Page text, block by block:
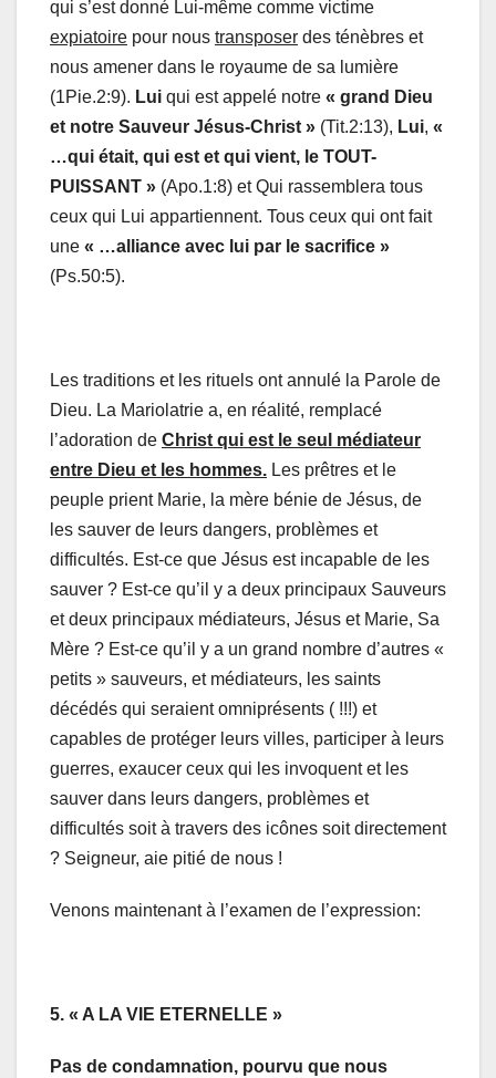
qui s’est donné Lui-même comme victime
expiatoire pour nous transposer des ténèbres et
nous amener dans le royaume de sa lumière
(1Pie.2:9). Lui qui est appelé notre « grand Dieu
et notre Sauveur Jésus-Christ » (Tit.2:13), Lui, «
…qui était, qui est et qui vient, le TOUT-
PUISSANT » (Apo.1:8) et Qui rassemblera tous
ceux qui Lui appartiennent. Tous ceux qui ont fait
une « …alliance avec lui par le sacrifice »
(Ps.50:5).
Les traditions et les rituels ont annulé la Parole de
Dieu. La Mariolatrie a, en réalité, remplacé
l’adoration de Christ qui est le seul médiateur
entre Dieu et les hommes. Les prêtres et le
peuple prient Marie, la mère bénie de Jésus, de
les sauver de leurs dangers, problèmes et
difficultés. Est-ce que Jésus est incapable de les
sauver ? Est-ce qu’il y a deux principaux Sauveurs
et deux principaux médiateurs, Jésus et Marie, Sa
Mère ? Est-ce qu’il y a un grand nombre d’autres «
petits » sauveurs, et médiateurs, les saints
décédés qui seraient omniprésents ( !!!) et
capables de protéger leurs villes, participer à leurs
guerres, exaucer ceux qui les invoquent et les
sauver dans leurs dangers, problèmes et
difficultés soit à travers des icônes soit directement
? Seigneur, aie pitié de nous !
Venons maintenant à l’examen de l’expression:
5. « A LA VIE ETERNELLE »
Pas de condamnation, pourvu que nous